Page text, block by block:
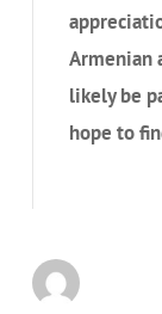
Armenian
likely be
hope to